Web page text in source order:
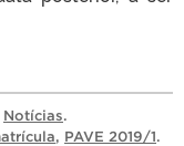
Notícias.
, PAVE 2019/1.